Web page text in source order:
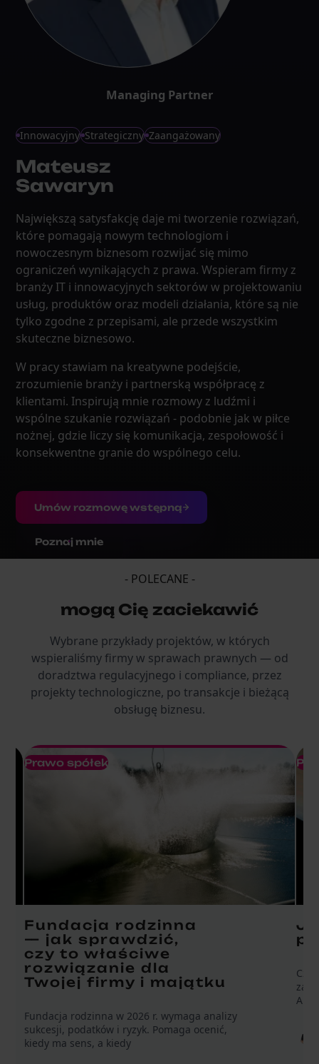
Managing Partner
Innowacyjny Strategiczny Zaangażowany
Mateusz
Sawaryn
Największą satysfakcję daje mi tworzenie rozwiązań,
które pomagają nowym technologiom i
nowoczesnym biznesom rozwijać się mimo
ograniczeń wynikających z prawa. Wspieram firmy z
branży IT i innowacyjnych sektorów w projektowaniu
usług, produktów oraz modeli działania, które są nie
tylko zgodne z przepisami, ale przede wszystkim
skuteczne biznesowo.
W pracy stawiam na kreatywne podejście,
zrozumienie branży i partnerską współpracę z
klientami. Inspirują mnie rozmowy z ludźmi i
wspólne szukanie rozwiązań - podobnie jak w piłce
nożnej, gdzie liczy się komunikacja, zespołowość i
konsekwentne granie do wspólnego celu.
Umów rozmowę wstępną
Poznaj mnie
- POLECANE -
mogą Cię zaciekawić
Wybrane przykłady projektów, w których
wspieraliśmy firmy w sprawach prawnych — od
doradztwa regulacyjnego i compliance, przez
projekty technologiczne, po transakcje i bieżącą
obsługę biznesu.
Prawo spółek
Fundacja rodzinna
— jak sprawdzić,
czy to właściwe
rozwiązanie dla
Twojej firmy i majątku
Fundacja rodzinna w 2026 r. wymaga analizy
sukcesji, podatków i ryzyk. Pomaga ocenić,
kiedy ma sens, a kiedy
Czy
A